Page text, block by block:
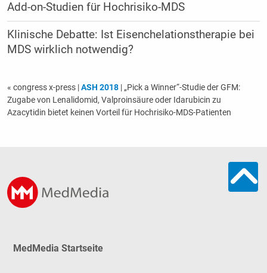
Add-on-Studien für Hochrisiko-MDS
Klinische Debatte: Ist Eisenchelationstherapie bei
MDS wirklich notwendig?
« congress x-press |ASH 2018| „Pick a Winner“-Studie der GFM:
Zugabe von Lenalidomid, Valproinsäure oder Idarubicin zu
Azacytidin bietet keinen Vorteil für Hochrisiko-MDS-Patienten
MedMedia Startseite